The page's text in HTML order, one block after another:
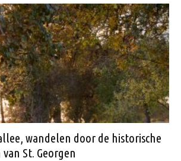
wandelen door de historische
St. Georgen